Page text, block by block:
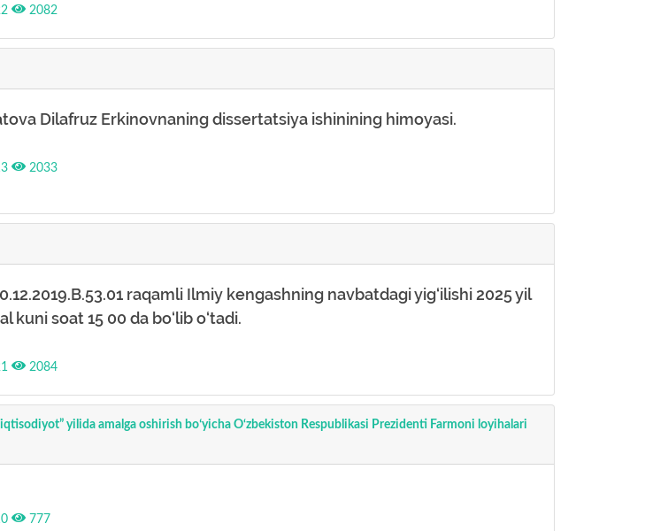
2082
Dilafruz Erkinovnaning dissertatsiya ishinining himoyasi.
2033
raqamli Ilmiy kengashning navbatdagi yig‘ilishi 2025 yil
kuni soat 15 00 da bo‘lib o‘tadi.
2084
yilida amalga oshirish boʻyicha O‘zbekiston Respublikasi Prezidenti Farmoni loyihalari
777